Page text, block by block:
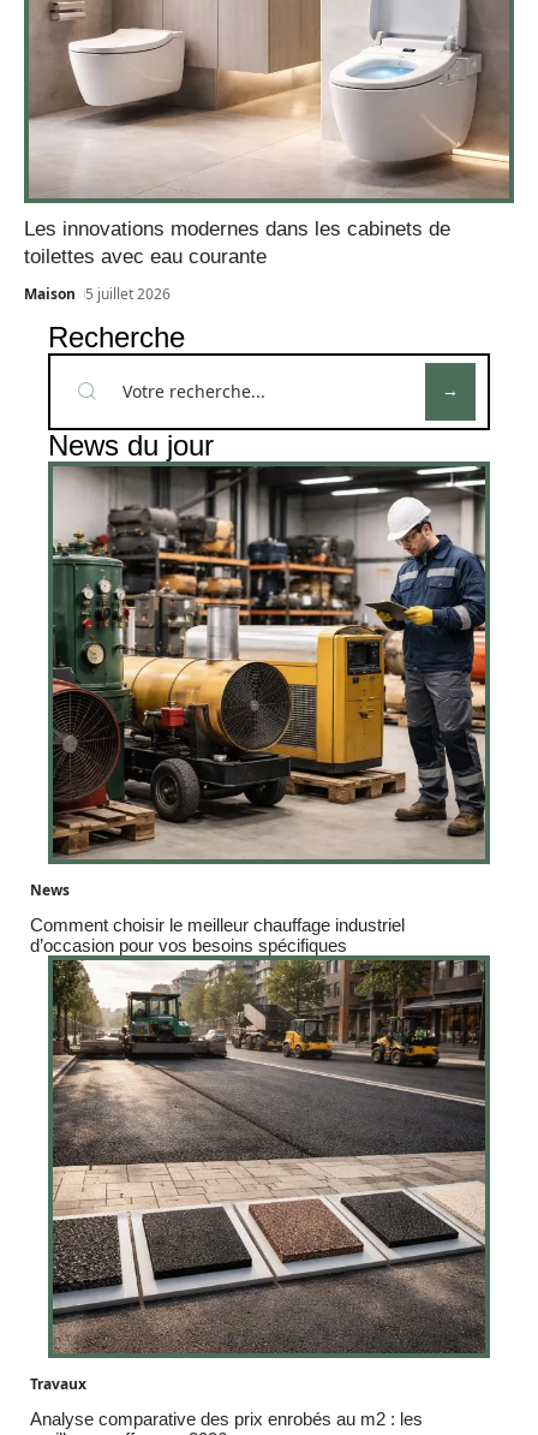
Les innovations modernes dans les cabinets de
toilettes avec eau courante
Maison 5 juillet 2026
Recherche
News du jour
News
Comment choisir le meilleur chauffage industriel
d’occasion pour vos besoins spécifiques
Travaux
Analyse comparative des prix enrobés au m2 : les